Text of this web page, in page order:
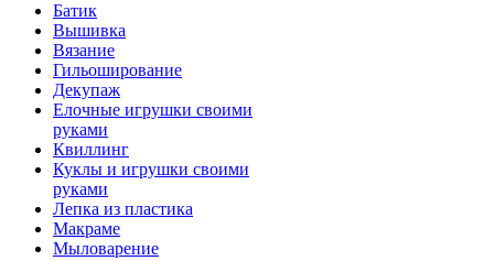
Батик
Вышивка
Вязание
Гильоширование
Декупаж
Елочные игрушки своими
руками
Квиллинг
Куклы и игрушки своими
руками
Лепка из пластика
Макраме
Мыловарение